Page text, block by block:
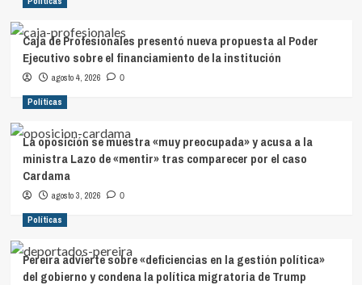
Caja de Profesionales presentó nueva propuesta al Poder
Ejecutivo sobre el financiamiento de la institución
agosto 4, 2026 0
Políticas
La oposición se muestra «muy preocupada» y acusa a la
ministra Lazo de «mentir» tras comparecer por el caso
Cardama
agosto 3, 2026 0
Políticas
Pereira advierte sobre «deficiencias en la gestión política»
del gobierno y condena la política migratoria de Trump